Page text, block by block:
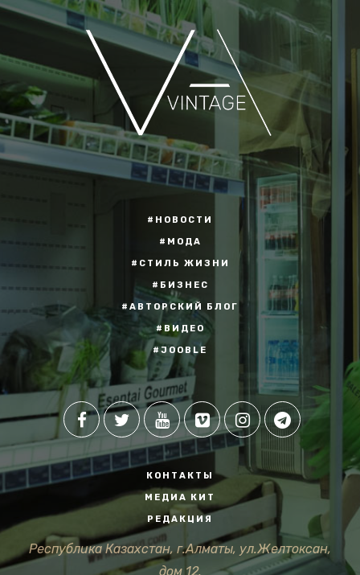
#НОВОСТИ
#МОДА
#СТИЛЬ ЖИЗНИ
#БИЗНЕС
#АВТОРСКИЙ БЛОГ
#ВИДЕО
#JOOBLE
КОНТАКТЫ
МЕДИА КИТ
РЕДАКЦИЯ
Республика Казахстан, г.Алматы, ул.Желтоксан,
дом 12.